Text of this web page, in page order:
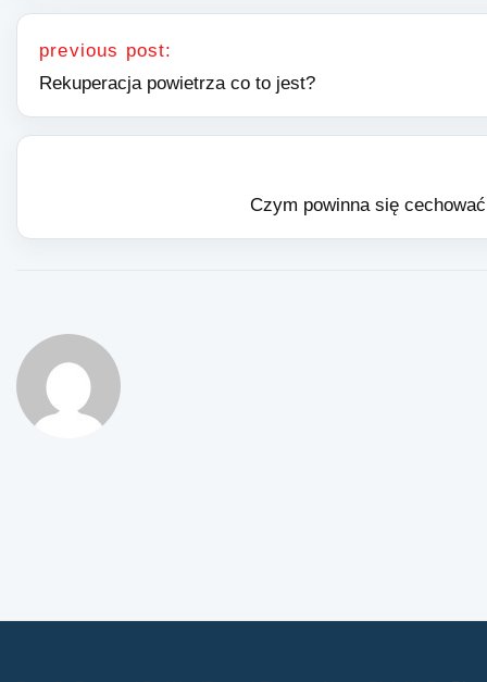
Nawigacja wpisu
previous post:
Rekuperacja powietrza co to jest?
Czym powinna się